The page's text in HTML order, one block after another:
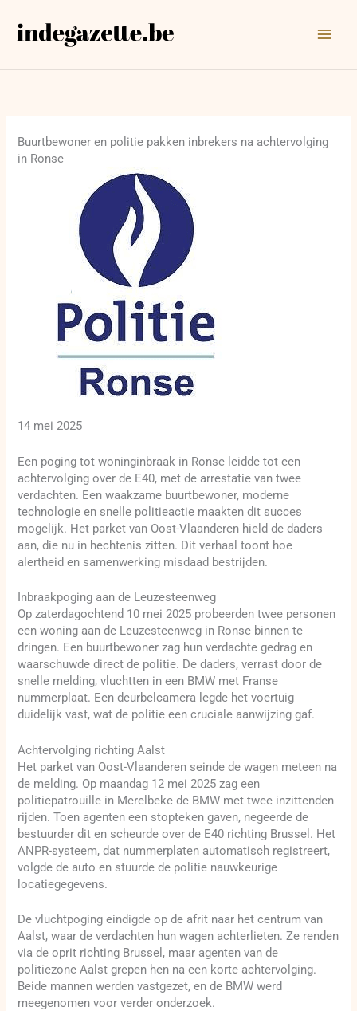
naar
Buurtbewoner en politie pakken inbrekers na achtervolging
in Ronse
14 mei 2025
Een poging tot woninginbraak in Ronse leidde tot een
achtervolging over de E40, met de arrestatie van twee
verdachten. Een waakzame buurtbewoner, moderne
technologie en snelle politieactie maakten dit succes
mogelijk. Het parket van Oost-Vlaanderen hield de daders
aan, die nu in hechtenis zitten. Dit verhaal toont hoe
alertheid en samenwerking misdaad bestrijden.
Inbraakpoging aan de Leuzesteenweg
Op zaterdagochtend 10 mei 2025 probeerden twee personen
een woning aan de Leuzesteenweg in Ronse binnen te
dringen. Een buurtbewoner zag hun verdachte gedrag en
waarschuwde direct de politie. De daders, verrast door de
snelle melding, vluchtten in een BMW met Franse
nummerplaat. Een deurbelcamera legde het voertuig
duidelijk vast, wat de politie een cruciale aanwijzing gaf.
Achtervolging richting Aalst
Het parket van Oost-Vlaanderen seinde de wagen meteen na
de melding. Op maandag 12 mei 2025 zag een
politiepatrouille in Merelbeke de BMW met twee inzittenden
rijden. Toen agenten een stopteken gaven, negeerde de
bestuurder dit en scheurde over de E40 richting Brussel. Het
ANPR-systeem, dat nummerplaten automatisch registreert,
volgde de auto en stuurde de politie nauwkeurige
locatiegegevens.
De vluchtpoging eindigde op de afrit naar het centrum van
Aalst, waar de verdachten hun wagen achterlieten. Ze renden
via de oprit richting Brussel, maar agenten van de
politiezone Aalst grepen hen na een korte achtervolging.
Beide mannen werden vastgezet, en de BMW werd
meegenomen voor verder onderzoek.